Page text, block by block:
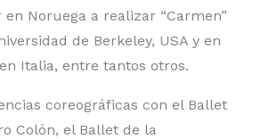
Noruega a realizar “Carmen”
de Berkeley, USA y en
Italia, entre tantos otros.
coreográficas con el Ballet
Colón, el Ballet de la